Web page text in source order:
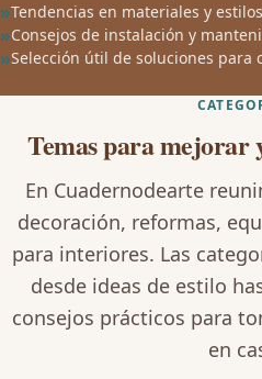
Tendencias en materiales y estilos
Consejos de instalación y
Selección útil de soluciones para
Temas para mejorar
En Cuadernodearte
decoración, reformas,
para interiores. Las
desde ideas de estilo
consejos prácticos para
en